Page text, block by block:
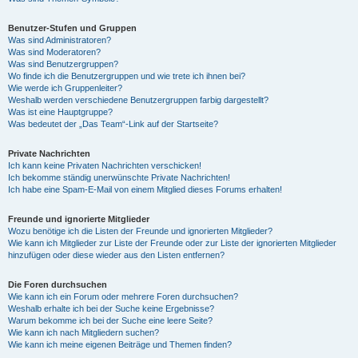
Benutzer-Stufen und Gruppen
Was sind Administratoren?
Was sind Moderatoren?
Was sind Benutzergruppen?
Wo finde ich die Benutzergruppen und wie trete ich ihnen bei?
Wie werde ich Gruppenleiter?
Weshalb werden verschiedene Benutzergruppen farbig dargestellt?
Was ist eine Hauptgruppe?
Was bedeutet der „Das Team“-Link auf der Startseite?
Private Nachrichten
Ich kann keine Privaten Nachrichten verschicken!
Ich bekomme ständig unerwünschte Private Nachrichten!
Ich habe eine Spam-E-Mail von einem Mitglied dieses Forums erhalten!
Freunde und ignorierte Mitglieder
Wozu benötige ich die Listen der Freunde und ignorierten Mitglieder?
Wie kann ich Mitglieder zur Liste der Freunde oder zur Liste der ignorierten Mitglieder
hinzufügen oder diese wieder aus den Listen entfernen?
Die Foren durchsuchen
Wie kann ich ein Forum oder mehrere Foren durchsuchen?
Weshalb erhalte ich bei der Suche keine Ergebnisse?
Warum bekomme ich bei der Suche eine leere Seite?
Wie kann ich nach Mitgliedern suchen?
Wie kann ich meine eigenen Beiträge und Themen finden?